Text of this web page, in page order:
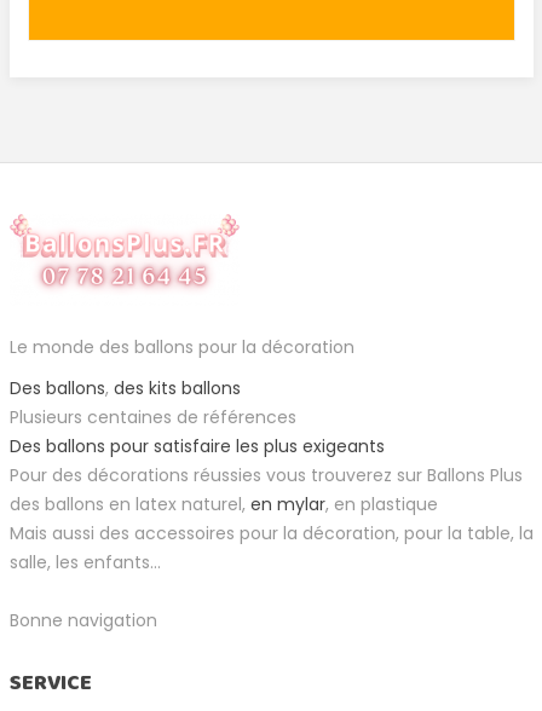
Le monde des ballons pour la décoration
Des ballons, des kits ballons
Plusieurs centaines de références
Des ballons pour satisfaire les plus exigeants
Pour des décorations réussies vous trouverez sur Ballons Plus
des ballons en latex naturel, en mylar, en plastique
Mais aussi des accessoires pour la décoration, pour la table, la
salle, les enfants...
Bonne navigation
SERVICE